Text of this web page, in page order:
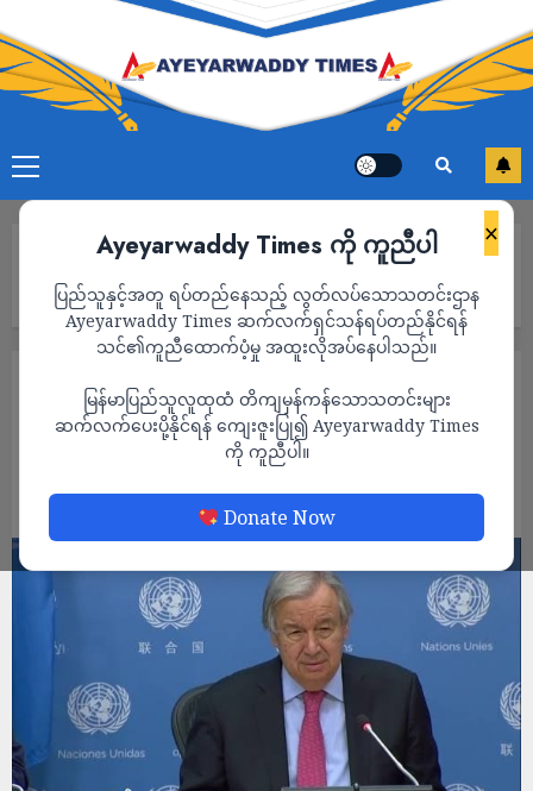
×
Ayeyarwaddy Times ကို ကူညီပါ
ပြည်သူနှင့်အတူ ရပ်တည်နေသည့် လွတ်လပ်သောသတင်းဌာန
Ayeyarwaddy Times ဆက်လက်ရှင်သန်ရပ်တည်နိုင်ရန်
သင်၏ကူညီထောက်ပံ့မှု အထူးလိုအပ်နေပါသည်။
မြန်မာပြည်သူလူထုထံ တိကျမှန်ကန်သောသတင်းများ
ဆက်လက်ပေးပို့နိုင်ရန် ကျေးဇူးပြု၍ Ayeyarwaddy Times
ကို ကူညီပါ။
Donate Now
လာဟု ကုလ ပြော
သတင်း
မြန်မာပဋိပက္ခ ကျယ်ပြန့်လာပြီး စစ်ရှောင်တွေရဲ့
လိုအပ်ချက်တွေ တိုးလာဟု ကုလ ပြော
ADMIN